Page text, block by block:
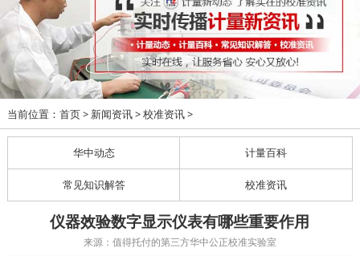
当前位置： 首页> 新闻资讯> 校准资讯>
华中动态 计量百科
常见知识解答 校准资讯
仪器效验数字显示仪表有哪些重要作用
来源：值得托付的第三方华中公正校准实验室